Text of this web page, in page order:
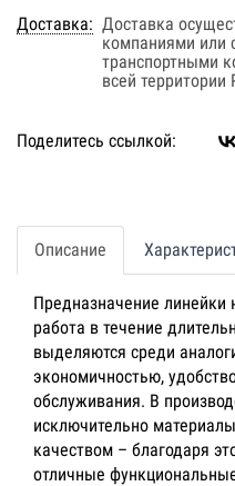
Доставка: Доставка
компаниями или
транспортными
всей
Поделитесь ссылкой:
Описание
Предназначение линейки
работа в течение
выделяются среди
экономичностью,
обслуживания. В
исключительно
качеством – благодаря
отличные